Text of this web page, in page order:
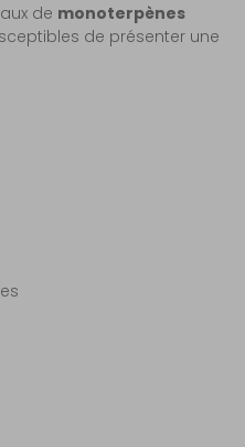
de monoterpènes
de présenter une